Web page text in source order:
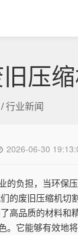
压
/行业新闻
2026-06-30
的负担，当环保
的废旧压缩机切
高品质的材料和
。它能够有效地